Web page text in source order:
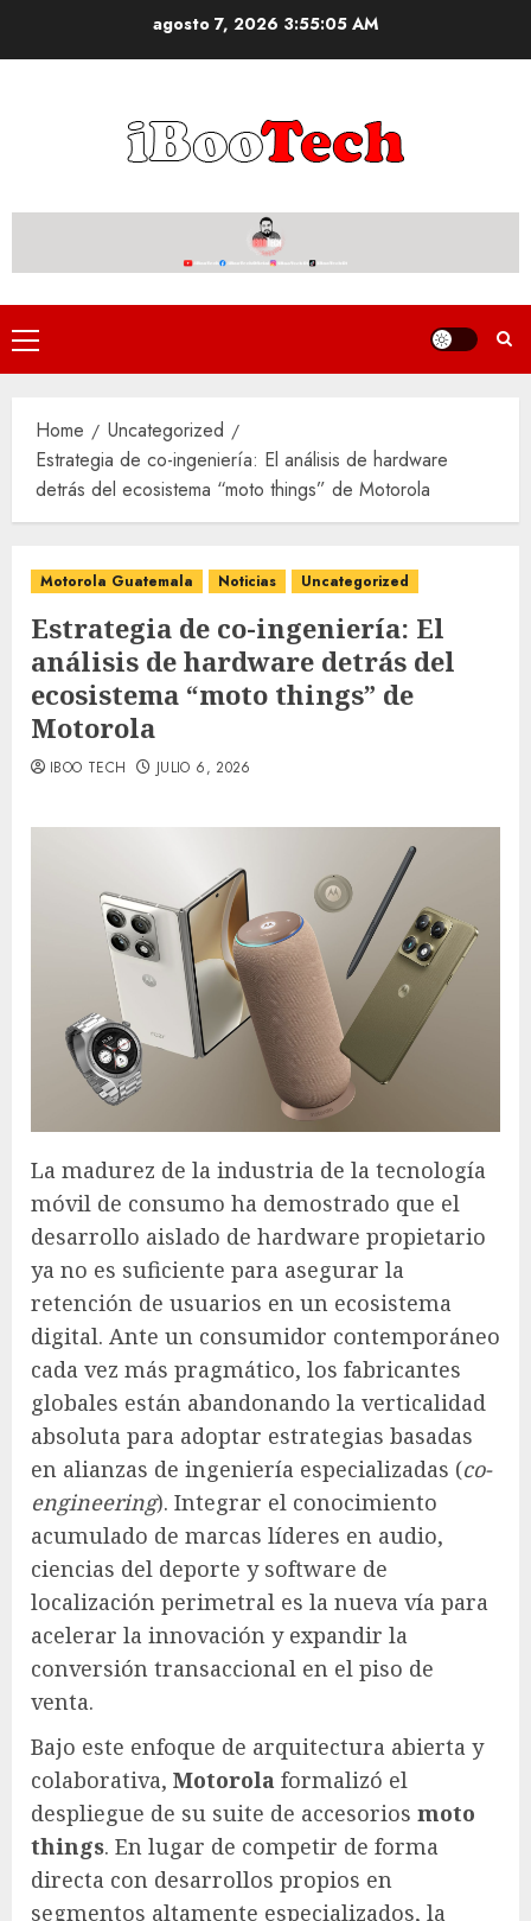
agosto 7, 2026 3:55:06 AM
Primary
Menu
Home
Uncategorized
Estrategia de co-ingeniería: El análisis de hardware
detrás del ecosistema “moto things” de Motorola
Motorola Guatemala Noticias Uncategorized
Estrategia de co-ingeniería: El
análisis de hardware detrás del
ecosistema “moto things” de
Motorola
IBOO TECH JULIO 6, 2026
La madurez de la industria de la tecnología
móvil de consumo ha demostrado que el
desarrollo aislado de hardware propietario
ya no es suficiente para asegurar la
retención de usuarios en un ecosistema
digital. Ante un consumidor contemporáneo
cada vez más pragmático, los fabricantes
globales están abandonando la verticalidad
absoluta para adoptar estrategias basadas
en alianzas de ingeniería especializadas (co-
engineering). Integrar el conocimiento
acumulado de marcas líderes en audio,
ciencias del deporte y software de
localización perimetral es la nueva vía para
acelerar la innovación y expandir la
conversión transaccional en el piso de
venta.
Bajo este enfoque de arquitectura abierta y
colaborativa, Motorola formalizó el
despliegue de su suite de accesorios moto
things. En lugar de competir de forma
directa con desarrollos propios en
segmentos altamente especializados, la